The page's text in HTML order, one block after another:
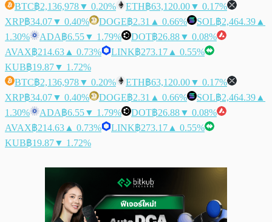
BTC฿2,136,978▼ 0.20% ETH฿63,120.00▼ 0.17%
XRP฿34.07▼ 0.40% DOGE฿2.31 ▲ 0.66% SOL฿2,464.39 ▲
1.30%
ADA฿6.55▼ 1.79% DOT฿26.88▼ 0.08%
AVAX฿214.63 ▲ 0.73% LINK฿273.17 ▲ 0.55%
KUB฿19.87▼ 1.72%
BTC฿2,136,978▼ 0.20% ETH฿63,120.00▼ 0.17%
XRP฿34.07▼ 0.40% DOGE฿2.31 ▲ 0.66% SOL฿2,464.39 ▲
1.30%
ADA฿6.55▼ 1.79% DOT฿26.88▼ 0.08%
AVAX฿214.63 ▲ 0.73% LINK฿273.17 ▲ 0.55%
KUB฿19.87▼ 1.72%